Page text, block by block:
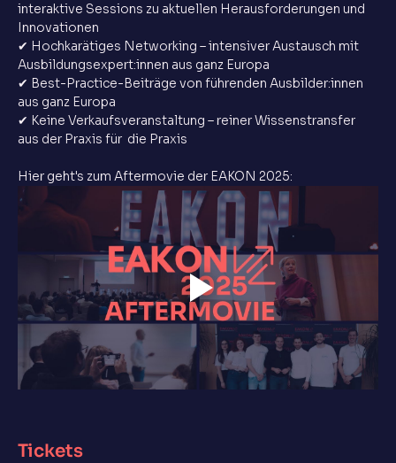
interaktive Sessions zu aktuellen Herausforderungen und
Innovationen
✔ Hochkarätiges Networking – intensiver Austausch mit
Ausbildungsexpert:innen aus ganz Europa
✔ Best-Practice-Beiträge von führenden Ausbilder:innen
aus ganz Europa
✔ Keine Verkaufsveranstaltung – reiner Wissenstransfer
aus der Praxis für  die Praxis
Hier geht's zum Aftermovie der EAKON 2025:
Tickets